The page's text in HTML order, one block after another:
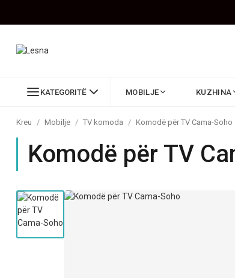
KATEGORITË MOBILJE KUZHINA
Kreu / Mobilje / TV komoda / Komodë për TV Cama-Soho
Komodë për TV